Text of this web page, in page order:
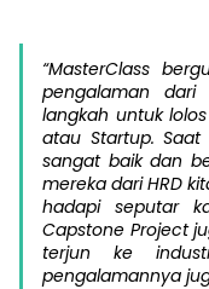
“MasterClass
pengalaman
langkah untuk
atau Startup.
sangat baik dan
mereka dari HRD
hadapi seputar
Capstone Project
terjun ke
pengalamannya